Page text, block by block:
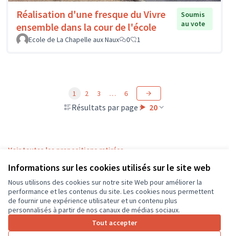
Informations sur les cookies utilisés sur le site web
Nous utilisons des cookies sur notre site Web pour améliorer la
performance et les contenus du site. Les cookies nous permettent
de fournir une expérience utilisateur et un contenu plus
personnalisés à partir de nos canaux de médias sociaux.
Tout accepter
Réalisation d'une fresque du Vivre
ensemble dans la cour de l'école
Soumis
au vote
Ecole de La Chapelle aux Naux
0 1
Résultats par page : 20
1 2 3 … 6
Voir toutes les propositions retirées
Conditions d'utilisation
Paramètres des cookies
CD37 sur X
(Lien externe)
CD37 sur Facebook
CD37 sur Instagram
CD37 sur YouTube
(Lien externe)